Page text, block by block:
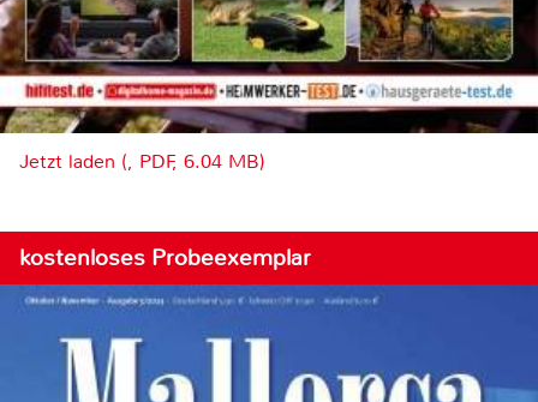
Jetzt laden (, PDF, 6.04 MB)
kostenloses Probeexemplar